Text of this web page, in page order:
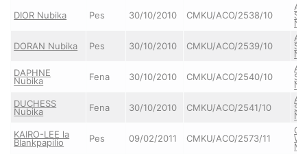
DIOR Nubika Pes 30/10/2010 CMKU/ACO/2538/10
DORAN Nubika Pes 30/10/2010 CMKU/ACO/2539/10
DAPHNE
Nubika Fena 30/10/2010 CMKU/ACO/2540/10
DUCHESS
Nubika Fena 30/10/2010 CMKU/ACO/2541/10
KAIRO-LEE la
Blankpapilio Pes 09/02/2011 CMKU/ACO/2573/11 W.